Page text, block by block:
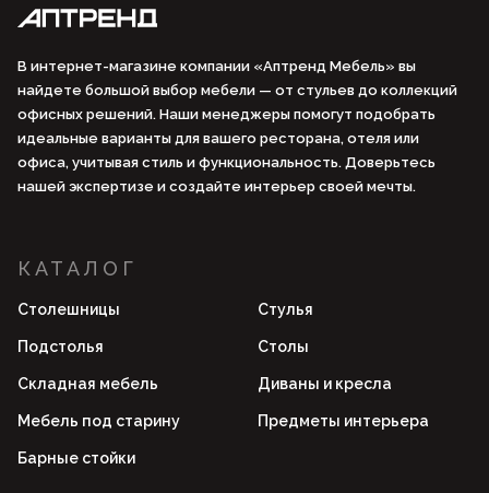
В интернет-магазине компании «Аптренд Мебель» вы
найдете большой выбор мебели — от стульев до коллекций
офисных решений. Наши менеджеры помогут подобрать
идеальные варианты для вашего ресторана, отеля или
офиса, учитывая стиль и функциональность. Доверьтесь
нашей экспертизе и создайте интерьер своей мечты.
КАТАЛОГ
Столешницы Стулья
Подстолья Столы
Складная мебель Диваны и кресла
Мебель под старину Предметы интерьера
Барные стойки